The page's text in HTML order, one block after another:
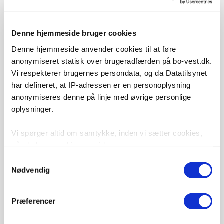
Denne hjemmeside bruger cookies
Denne hjemmeside anvender cookies til at føre
anonymiseret statisk over brugeradfærden på bo-vest.dk.
Vi respekterer brugernes persondata, og da Datatilsynet
har defineret, at IP-adressen er en personoplysning
anonymiseres denne på linje med øvrige personlige
oplysninger.
Vi spørger altid om samtykke, inden vi sætter cookies,
Vi bruger cookies til at tilpasse vores indhold, til at vise
dig funktioner til sociale medier og til at analysere vores
trafik. Vi deler også oplysninger om din brug af vores
hjemmeside med vores partnere inden for sociale medier
Nødvendig
Præferencer